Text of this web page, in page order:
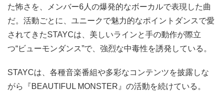
た怖さを、メンバー6人の爆発的なボーカルで表現した曲
だ。活動ごとに、ユニークで魅力的なポイントダンスで愛
されてきたSTAYCは、美しいラインと手の動作が際立
つ“ビューモンダンス”で、強烈な中毒性を誘発している。
STAYCは、各種音楽番組や多彩なコンテンツを披露しな
がら『BEAUTIFUL MONSTER』の活動を続けている。